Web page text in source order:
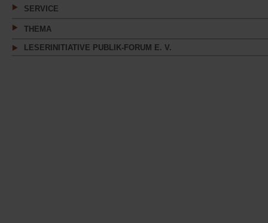
SERVICE
THEMA
LESERINITIATIVE PUBLIK-FORUM E. V.